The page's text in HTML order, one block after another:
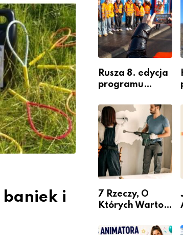
i
Rusza 8. edycja
programu
Miastem
Fachowców” –
nabór dla
przedsiębiorców
7 Rzeczy, O
Których Warto
Remontem